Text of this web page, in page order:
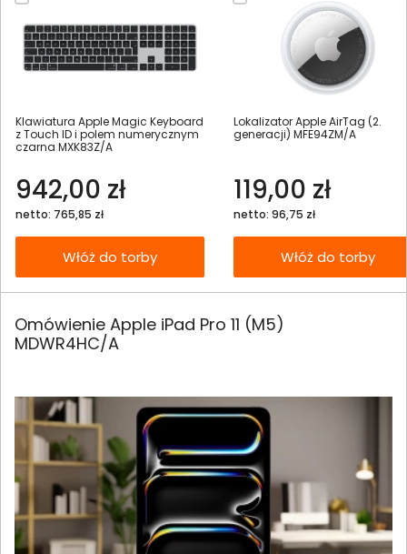
Klawiatura Apple Magic Keyboard
z Touch ID i polem numerycznym
czarna MXK83Z/A
942,00 zł
netto: 765,85 zł
Włóż do torby
Lokalizator Apple AirTag (2.
generacji) MFE94ZM/A
119,00 zł
netto: 96,75 zł
Włóż do torby
Omówienie Apple iPad Pro 11 (M5)
MDWR4HC/A